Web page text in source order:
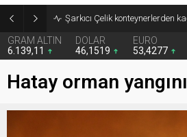
İran 2 ülkeyi birden vurdu
GRAM ALTIN
6.139,11
DOLAR
46,1519
EURO
53,4277
Hatay orman yangını